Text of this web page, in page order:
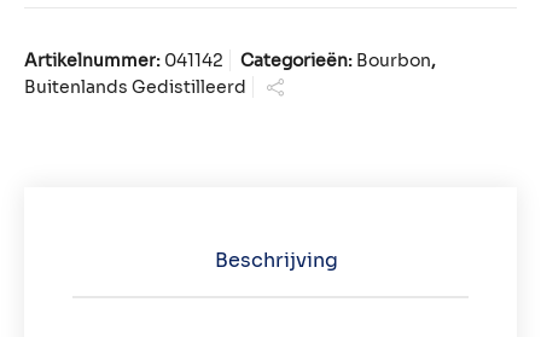
Artikelnummer: 041142 Categorieën: Bourbon,
Buitenlands Gedistilleerd
Beschrijving